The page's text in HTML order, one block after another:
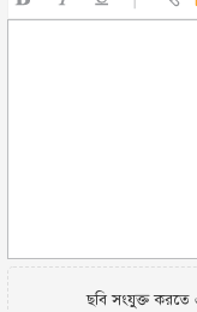
ছবি সংযুক্ত